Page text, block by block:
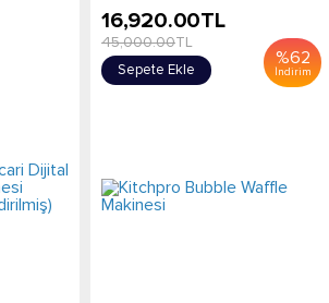
%62
İndirim
16,920.00TL
45,000.00TL
Sepete Ekle